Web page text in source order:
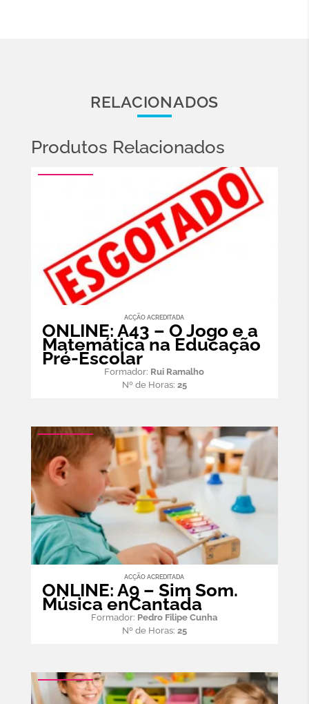
RELACIONADOS
Produtos Relacionados
ACÇÃO ACREDITADA
ONLINE: A43 – O Jogo e a
Matemática na Educação
Pré-Escolar
Formador: Rui Ramalho
Nº de Horas: 25
ACÇÃO ACREDITADA
ONLINE: A9 – Sim Som.
Música enCantada
Formador: Pedro Filipe Cunha
Nº de Horas: 25